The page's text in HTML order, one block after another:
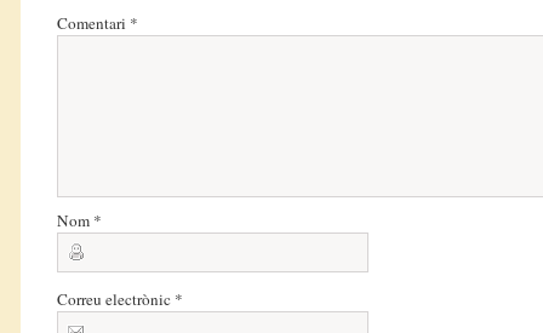
Comentari *
Nom *
Correu electrònic *